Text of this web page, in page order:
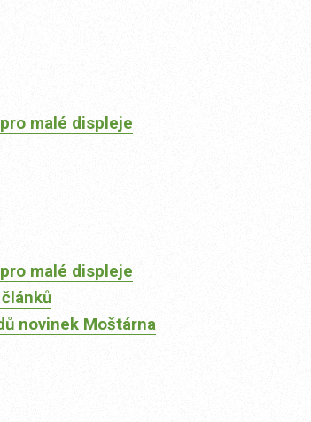
malé displeje
malé displeje
novinek Moštárna